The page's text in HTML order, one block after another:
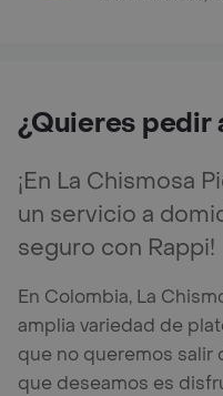
¿Quieres pedir
¡En La Chismosa
un servicio a
seguro con Rappi!
En Colombia, La
amplia variedad de
que no queremos salir
que deseamos es